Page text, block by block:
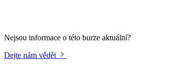
Nejsou informace o této burze aktuální?
Dejte nám vědět